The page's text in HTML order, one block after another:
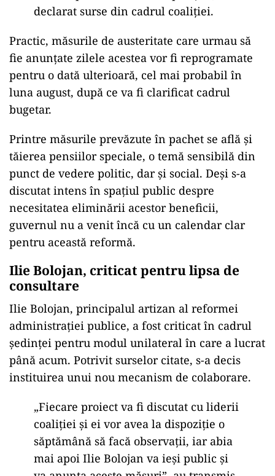
oprirea acestor fonduri, însă social-democraţii
au insistat că trebuie găsite soluţii pentru ca
proiectele aflate în derulare să fie duse la capăt.
Pachetul de măsuri va fi legat de
rectificarea bugetară
rectificarea bugetară, când guvernanții
vor avea o imagine mai clară asupra
banilor pe care îi au la dispoziție”, au
declarat surse din cadrul coaliției.
Practic, măsurile de austeritate care urmau să
fie anunţate zilele acestea vor fi reprogramate
luna august, după ce va fi clarificat cadrul
bugetar.
Printre măsurile prevăzute în pachet se află şi
tăierea pensiilor speciale, o temă sensibilă din
punct de vedere politic, dar şi social. Deşi s-a
discutat intens în spaţiul public despre
guvernul nu a venit încă cu un calendar clar
pentru această reformă.
Ilie Bolojan, criticat pentru lipsa de
consultare